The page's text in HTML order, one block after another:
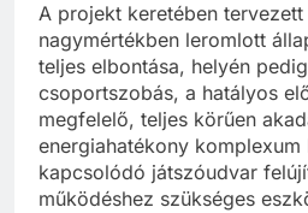
A projekt keretében tervezett
nagymértékben leromlott
teljes elbontása, helyén
csoportszobás, a hatályos
megfelelő, teljes körűen
energiahatékony komplexum
kapcsolódó játszóudvar
működéshez szükséges